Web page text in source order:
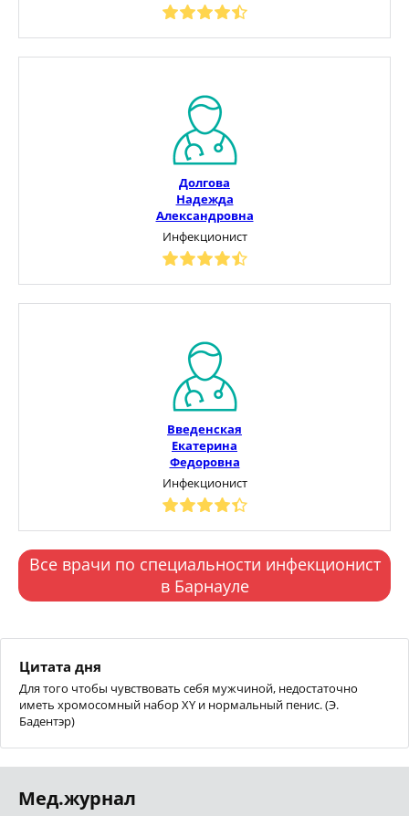
Долгова
Надежда
Александровна
Инфекционист
Введенская
Екатерина
Федоровна
Инфекционист
Все врачи по специальности инфекционист
в Барнауле
Цитата дня
Для того чтобы чувствовать себя мужчиной, недостаточно
иметь хромосомный набор XY и нормальный пенис. (Э.
Бадентэр)
Мед.журнал